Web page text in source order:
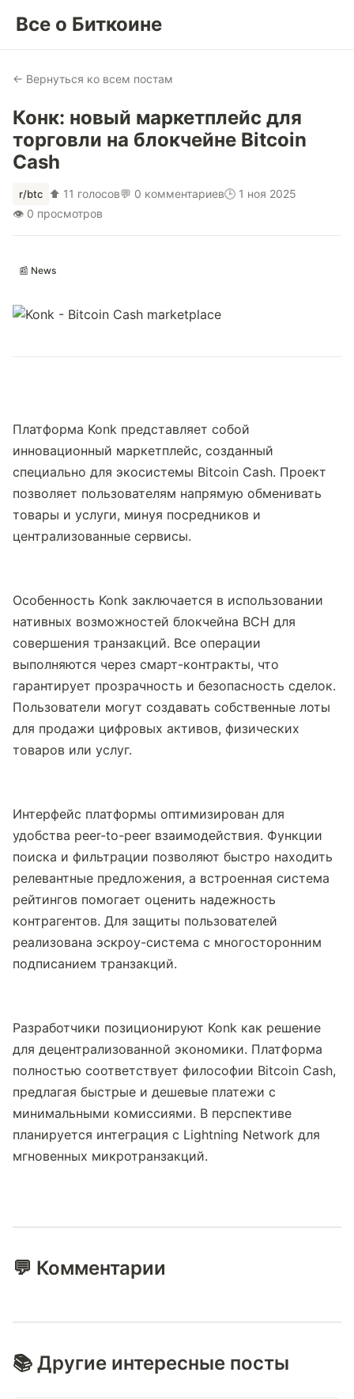
Все о Биткоине
← Вернуться ко всем постам
Конк: новый маркетплейс для
торговли на блокчейне Bitcoin
Cash
r/btc ⬆ 11 голосов💬 0 комментариев🕒 1 ноя 2025
👁 0 просмотров
📰 News
Платформа Konk представляет собой
инновационный маркетплейс, созданный
специально для экосистемы Bitcoin Cash. Проект
позволяет пользователям напрямую обменивать
товары и услуги, минуя посредников и
централизованные сервисы.
Особенность Konk заключается в использовании
нативных возможностей блокчейна BCH для
совершения транзакций. Все операции
выполняются через смарт-контракты, что
гарантирует прозрачность и безопасность сделок.
Пользователи могут создавать собственные лоты
для продажи цифровых активов, физических
товаров или услуг.
Интерфейс платформы оптимизирован для
удобства peer-to-peer взаимодействия. Функции
поиска и фильтрации позволяют быстро находить
релевантные предложения, а встроенная система
рейтингов помогает оценить надежность
контрагентов. Для защиты пользователей
реализована эскроу-система с многосторонним
подписанием транзакций.
Разработчики позиционируют Konk как решение
для децентрализованной экономики. Платформа
полностью соответствует философии Bitcoin Cash,
предлагая быстрые и дешевые платежи с
минимальными комиссиями. В перспективе
планируется интеграция с Lightning Network для
мгновенных микротранзакций.
💬 Комментарии
📚 Другие интересные посты